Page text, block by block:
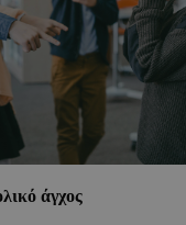
άγχος